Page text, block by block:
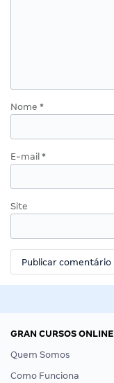
Nome *
E-mail *
Site
GRAN CURSOS ONLINE
Quem Somos
Como Funciona